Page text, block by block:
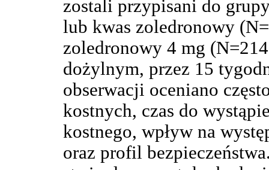
zostali przypisani do
lub kwas zoledronowy
zoledronowy 4 mg
dożylnym, przez 15
obserwacji oceniano
kostnych, czas do
kostnego, wpływ na
oraz profil